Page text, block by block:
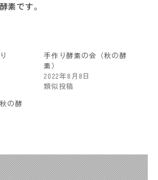
素です。
手作り酵素の会（秋の酵
素）
2022年8月8日
類似投稿
の酵